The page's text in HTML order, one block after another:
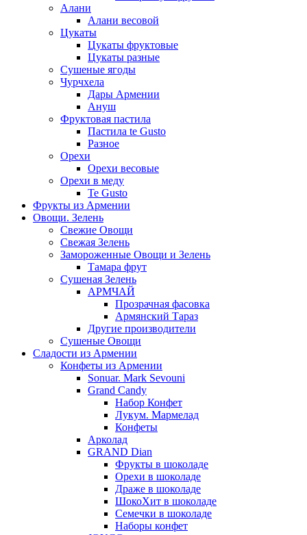
Алани
Алани весовой
Цукаты
Цукаты фруктовые
Цукаты разные
Сушеные ягоды
Чурчхела
Дары Армении
Ануш
Фруктовая пастила
Пастила te Gusto
Разное
Орехи
Орехи весовые
Орехи в меду
Te Gusto
Фрукты из Армении
Овощи. Зелень
Свежие Овощи
Свежая Зелень
Замороженные Овощи и Зелень
Тамара фрут
Сушеная Зелень
АРМЧАЙ
Прозрачная фасовка
Армянский Тараз
Другие производители
Сушеные Овощи
Сладости из Армении
Конфеты из Армении
Sonuar. Mark Sevouni
Grand Candy
Набор Конфет
Лукум. Мармелад
Конфеты
Арколад
GRAND Dian
Фрукты в шоколаде
Орехи в шоколаде
Драже в шоколаде
ШокоХит в шоколаде
Семечки в шоколаде
Наборы конфет